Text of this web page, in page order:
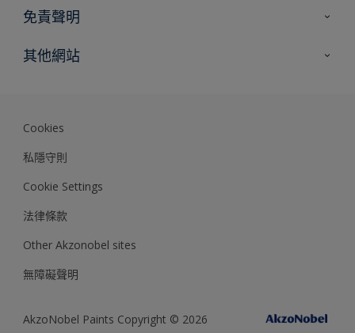
尋找顏色
專家見解
免責聲明
色彩準確度
其他網站
Cookies
私隱守則
Cookie Settings
法律條款
Other Akzonobel sites
無障礙聲明
AkzoNobel Paints Copyright © 2026